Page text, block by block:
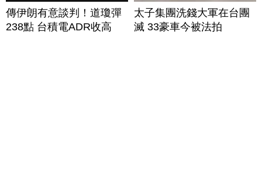
傳伊朗有意談判！道瓊彈
238點 台積電ADR收高
太子集團洗錢大軍在台團
滅 33豪車今被法拍